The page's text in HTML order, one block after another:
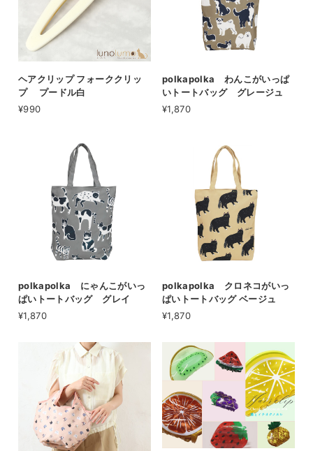
ヘアクリップ フォーククリッ
プ プードル白
¥990
polkapolka わんこがいっぱ
いトートバッグ グレージュ
¥1,870
polkapolka にゃんこがいっ
ぱいトートバッグ グレイ
¥1,870
polkapolka クロネコがいっ
ぱいトートバッグ ベージュ
¥1,870